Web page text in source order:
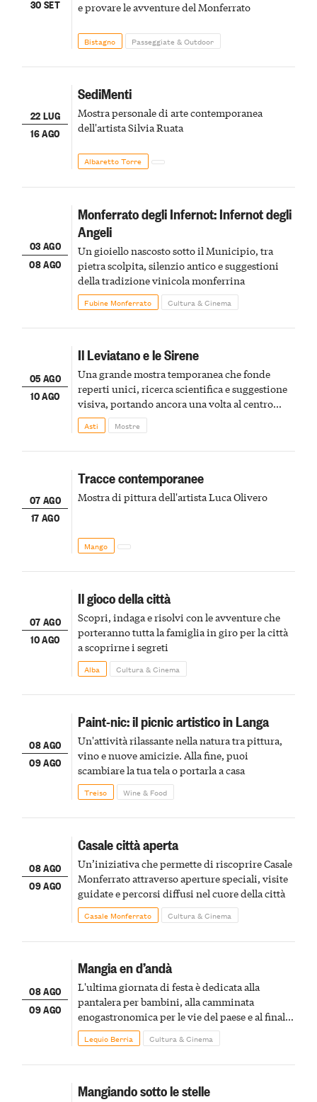
30 SET e provare le avventure del Monferrato
Bistagno Passeggiate & Outdoor
22 LUG
16 AGO
SediMenti
Mostra personale di arte contemporanea
dell'artista Silvia Ruata
Albaretto Torre
03 AGO
08 AGO
Monferrato degli Infernot: Infernot degli
Angeli
Un gioiello nascosto sotto il Municipio, tra
pietra scolpita, silenzio antico e suggestioni
della tradizione vinicola monferrina
Fubine Monferrato Cultura & Cinema
05 AGO
10 AGO
Il Leviatano e le Sirene
Una grande mostra temporanea che fonde
reperti unici, ricerca scientifica e suggestione
visiva, portando ancora una volta al centro
della scena le meraviglie del passato astigiano
Asti Mostre
07 AGO
17 AGO
Tracce contemporanee
Mostra di pittura dell'artista Luca Olivero
Mango
07 AGO
10 AGO
Il gioco della città
Scopri, indaga e risolvi con le avventure che
porteranno tutta la famiglia in giro per la città
a scoprirne i segreti
Alba Cultura & Cinema
08 AGO
09 AGO
Paint-nic: il picnic artistico in Langa
Un'attività rilassante nella natura tra pittura,
vino e nuove amicizie. Alla fine, puoi
scambiare la tua tela o portarla a casa
Treiso Wine & Food
08 AGO
09 AGO
Casale città aperta
Un’iniziativa che permette di riscoprire Casale
Monferrato attraverso aperture speciali, visite
guidate e percorsi diffusi nel cuore della città
Casale Monferrato Cultura & Cinema
08 AGO
09 AGO
Mangia en d’andà
L'ultima giornata di festa è dedicata alla
pantalera per bambini, alla camminata
enogastronomica per le vie del paese e al finale
pirotecnico
Lequio Berria Cultura & Cinema
Mangiando sotto le stelle